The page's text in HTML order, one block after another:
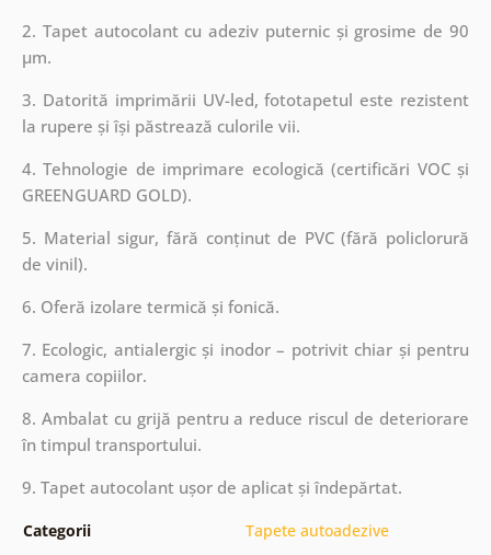
2. Tapet autocolant cu adeziv puternic și grosime de 90
µm.
3. Datorită imprimării UV-led, fototapetul este rezistent
la rupere și își păstrează culorile vii.
4. Tehnologie de imprimare ecologică (certificări VOC și
GREENGUARD GOLD).
5. Material sigur, fără conținut de PVC (fără policlorură
de vinil).
6. Oferă izolare termică și fonică.
7. Ecologic, antialergic și inodor – potrivit chiar și pentru
camera copiilor.
8. Ambalat cu grijă pentru a reduce riscul de deteriorare
în timpul transportului.
9. Tapet autocolant ușor de aplicat și îndepărtat.
Categorii Tapete autoadezive